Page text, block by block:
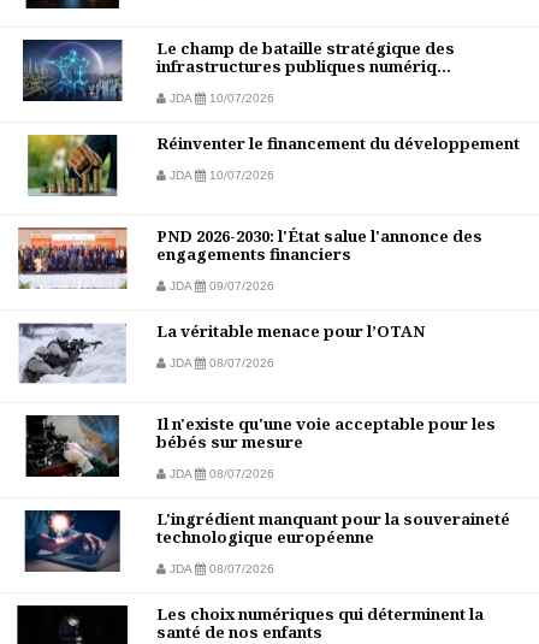
Le champ de bataille stratégique des
infrastructures publiques numériq...
JDA 10/07/2026
Réinventer le financement du développement
JDA 10/07/2026
PND 2026-2030: l'État salue l'annonce des
engagements financiers
JDA 09/07/2026
La véritable menace pour l’OTAN
JDA 08/07/2026
Il n'existe qu'une voie acceptable pour les
bébés sur mesure
JDA 08/07/2026
L'ingrédient manquant pour la souveraineté
technologique européenne
JDA 08/07/2026
Les choix numériques qui déterminent la
santé de nos enfants